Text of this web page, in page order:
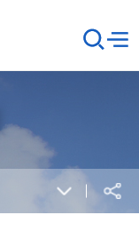
검
색
창
메뉴
공유